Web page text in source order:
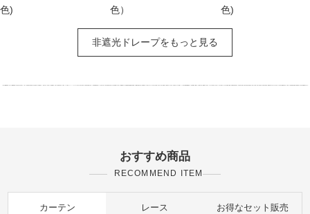
色)
色）
色)
非遮光ドレープをもっと見る
おすすめ商品
RECOMMEND ITEM
カーテン レース お得なセット販売